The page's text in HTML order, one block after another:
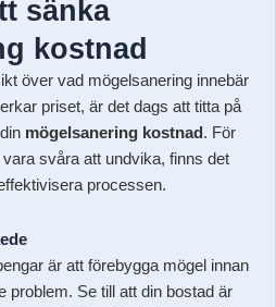
sänka
kostnad
över vad mögelsanering innebär
priset, är det dags att titta på
mögelsanering kostnad . För
svåra att undvika, finns det
processen.
är att förebygga mögel innan
problem. Se till att din bostad är